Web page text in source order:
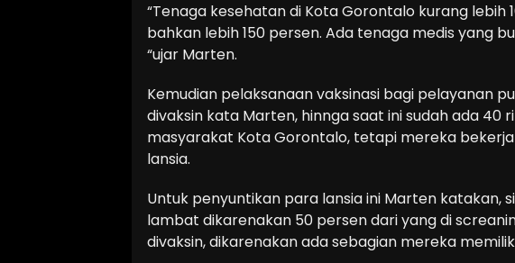
“Tenaga kesehatan di Kota Gorontalo kurang lebih
bahkan lebih 150 persen. Ada tenaga medis yang
“ujar Marten.
Kemudian pelaksanaan vaksinasi bagi pelayanan
divaksin kata Marten, hinnga saat ini sudah ada 40
masyarakat Kota Gorontalo, tetapi mereka
lansia.
Untuk penyuntikan para lansia ini Marten katakan,
lambat dikarenakan 50 persen dari yang di
divaksin, dikarenakan ada sebagian mereka